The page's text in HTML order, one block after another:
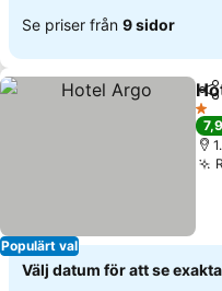
Se priser från 9 sidor
Populärt val
1
7,9
Välj datum för att se